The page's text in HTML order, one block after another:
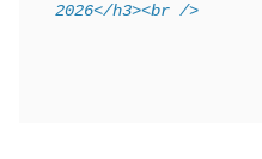
2026</h3><br />